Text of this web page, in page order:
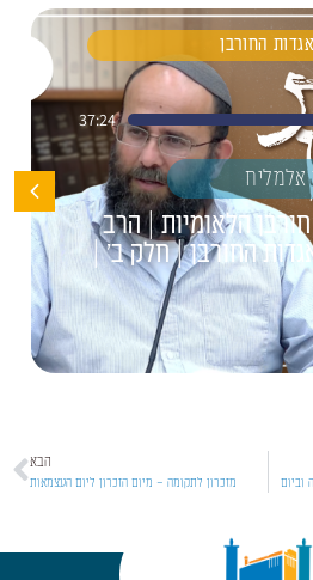
אגדות החורבן
37:24
אלמליח
הלאומיות | הרב
החורבן | חלק ב' |
וביום
הבא
מזכרון לתקומה – מיום הזכרון ליום העצמאות